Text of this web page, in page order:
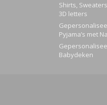
Shirts,
3D letters
Pyjama’s met
Babydeken